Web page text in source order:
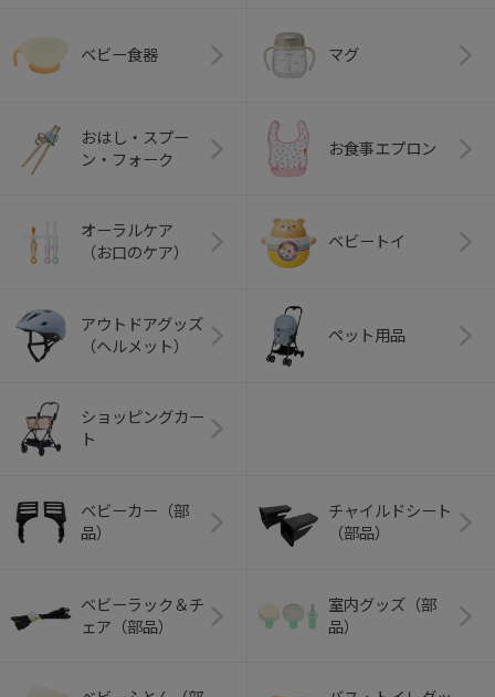
ベビー食器 マグ
おはし・スプー
ン・フォーク
お食事エプロン
オーラルケア
（お口のケア）
ベビートイ
アウトドアグッズ
（ヘルメット）
ペット用品
ショッピングカー
ト
ベビーカー（部
品）
チャイルドシート
（部品）
ベビーラック＆チ
ェア（部品）
室内グッズ（部
品）